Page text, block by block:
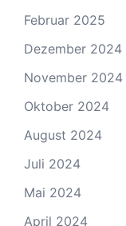
Februar 2025
Dezember 2024
November 2024
Oktober 2024
August 2024
Juli 2024
Mai 2024
April 2024